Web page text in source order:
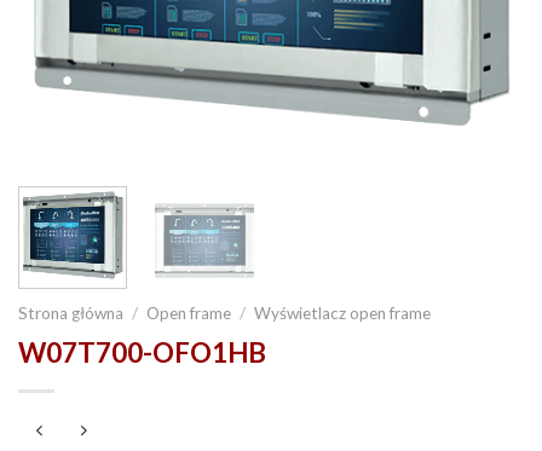
Strona główna / Open frame / Wyświetlacz open frame
W07T700-OFO1HB